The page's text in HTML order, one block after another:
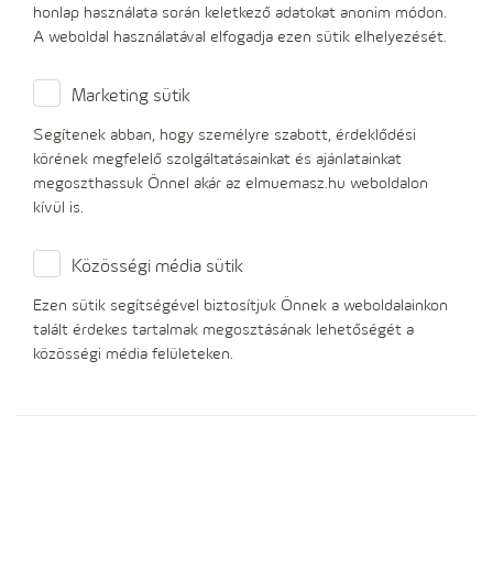
Általános információk beszállítóknak
Elérhetőségeink
Ügyintézés
honlap használata során keletkező adatokat anonim módon.
A weboldal használatával elfogadja ezen sütik elhelyezését.
Marketing sütik
Segítenek abban, hogy személyre szabott, érdeklődési
körének megfelelő szolgáltatásainkat és ajánlatainkat
megoszthassuk Önnel akár az elmuemasz.hu weboldalon
kívül is.
Közösségi média sütik
Ezen sütik segítségével biztosítjuk Önnek a weboldalainkon
talált érdekes tartalmak megosztásának lehetőségét a
közösségi média felületeken.